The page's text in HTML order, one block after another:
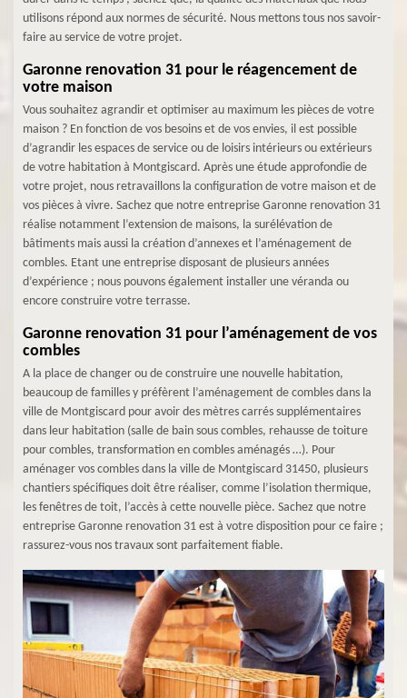
utilisons répond aux normes de sécurité. Nous mettons tous nos savoir-
faire au service de votre projet.
Garonne renovation 31 pour le réagencement de
votre maison
Vous souhaitez agrandir et optimiser au maximum les pièces de votre
maison ? En fonction de vos besoins et de vos envies, il est possible
d’agrandir les espaces de service ou de loisirs intérieurs ou extérieurs
de votre habitation à Montgiscard. Après une étude approfondie de
votre projet, nous retravaillons la configuration de votre maison et de
vos pièces à vivre. Sachez que notre entreprise Garonne renovation 31
réalise notamment l’extension de maisons, la surélévation de
bâtiments mais aussi la création d’annexes et l’aménagement de
combles. Etant une entreprise disposant de plusieurs années
d’expérience ; nous pouvons également installer une véranda ou
encore construire votre terrasse.
Garonne renovation 31 pour l’aménagement de vos
combles
A la place de changer ou de construire une nouvelle habitation,
beaucoup de familles y préfèrent l’aménagement de combles dans la
ville de Montgiscard pour avoir des mètres carrés supplémentaires
dans leur habitation (salle de bain sous combles, rehausse de toiture
pour combles, transformation en combles aménagés …). Pour
aménager vos combles dans la ville de Montgiscard 31450, plusieurs
chantiers spécifiques doit être réaliser, comme l’isolation thermique,
les fenêtres de toit, l’accès à cette nouvelle pièce. Sachez que notre
entreprise Garonne renovation 31 est à votre disposition pour ce faire ;
rassurez-vous nos travaux sont parfaitement fiable.